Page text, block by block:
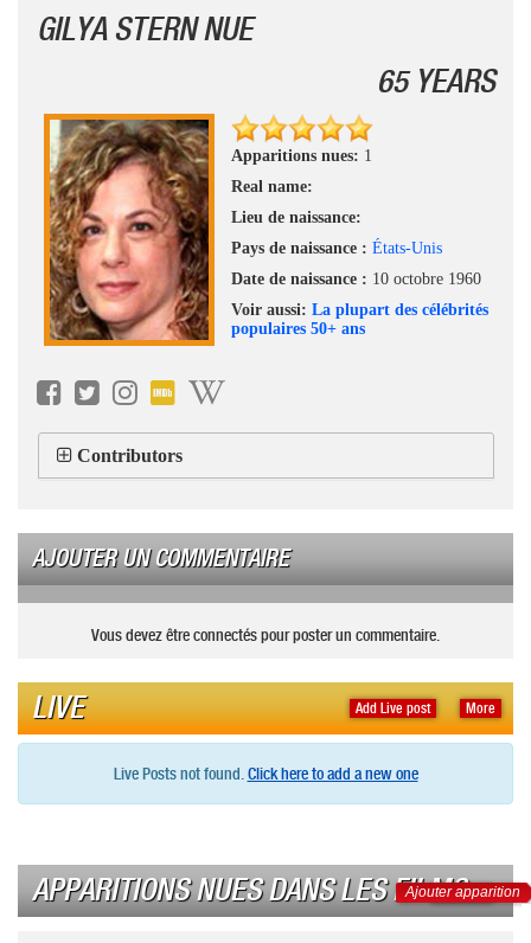
GILYA STERN NUE
65 YEARS
Apparitions nues: 1
Real name:
Lieu de naissance:
Pays de naissance : États-Unis
Date de naissance : 10 octobre 1960
Voir aussi: La plupart des célébrités
populaires 50+ ans
Contributors
AJOUTER UN COMMENTAIRE
Vous devez être connectés pour poster un commentaire.
More
Add Live post
LIVE
Live Posts not found. Click here to add a new one
APPARITIONS NUES DANS LES FILMS
Ajouter apparition